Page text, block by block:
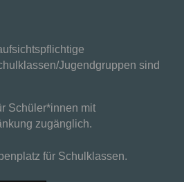
Jugendgruppen sind
Schüler*innen mit
zugänglich.
für Schulklassen.